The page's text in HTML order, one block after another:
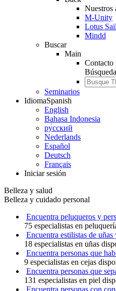
Nuestros
M-Unity
Lotus
Mindd
Buscar
Main
Contacto
Seminarios
IdiomaSpanish
English
Bahasa Indonesia
ру́сский
Nederlands
Español
Deutsch
Français
Iniciar sesión
Belleza y salud
Belleza y cuidado personal
Encuentra peluqueros y
75 especialistas en
Encuentra estilistas de uñas
18 especialistas en uñas
Encuentra personas que
9 especialistas en cejas
Encuentra personas que
131 especialistas en piel
Encuentra personas con